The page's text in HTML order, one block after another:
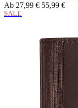
Ab 27,99 € 55,99 €
SALE